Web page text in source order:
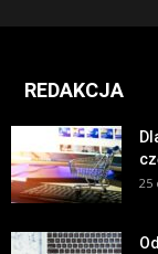
REDAKCJA
25